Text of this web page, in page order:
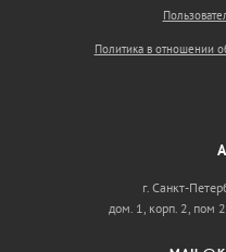
Политика в отношении
г. Санкт-
дом. 1, корп. 2, пом